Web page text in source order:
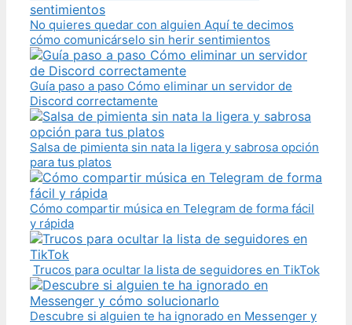
No quieres quedar con alguien Aquí te decimos
cómo comunicárselo sin herir sentimientos
Guía paso a paso Cómo eliminar un servidor de
Discord correctamente
Salsa de pimienta sin nata la ligera y sabrosa opción
para tus platos
Cómo compartir música en Telegram de forma fácil
y rápida
Trucos para ocultar la lista de seguidores en TikTok
Descubre si alguien te ha ignorado en Messenger y